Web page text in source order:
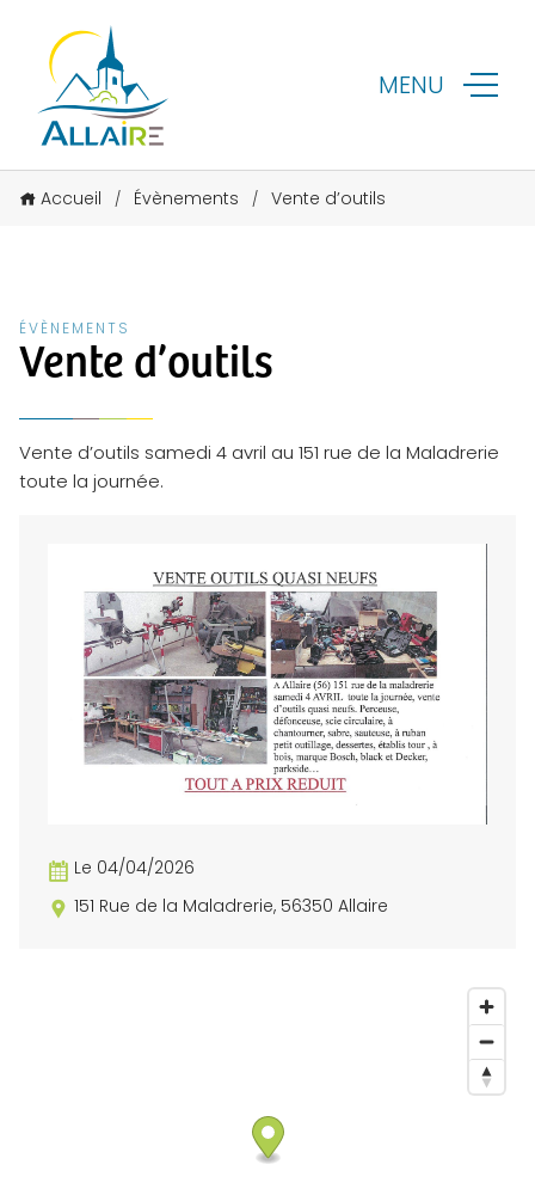
MENU
Accueil / Évènements / Vente d’outils
ÉVÈNEMENTS
Vente d’outils
Vente d’outils samedi 4 avril au 151 rue de la Maladrerie
toute la journée.
Le 04/04/2026
151 Rue de la Maladrerie, 56350 Allaire